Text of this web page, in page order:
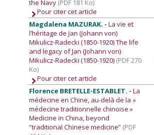
the Navy (PDF 181 Ko)
Pour citer cet article
Magdalena MAZURAK. -La vie et
l’héritage de Jan (Johann von)
Mikulicz-Radecki (1850-1920) The life
and legacy of Jan (Johann von)
Mikulicz-Radecki (1850-1920) (PDF 270
Ko)
Pour citer cet article
Florence BRETELLE-ESTABLET. -La
médecine en Chine, au-delà de la «
médecine traditionnelle chinoise »
Medicine in China, beyond
“traditional Chinese medicine” (PDF